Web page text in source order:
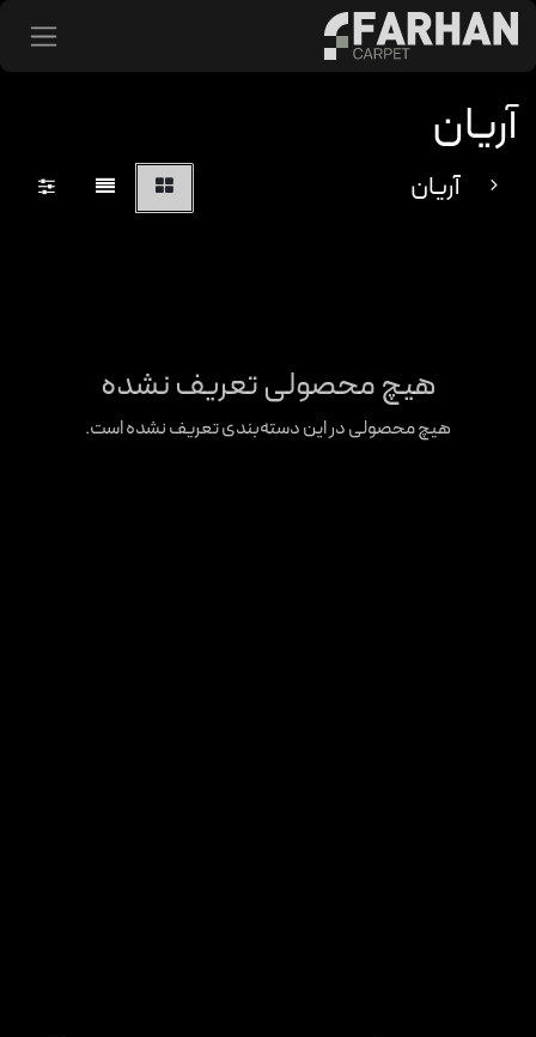
رد شدن به محتوا
آریان
آریان
هیچ محصولی تعریف نشده
هیچ محصولی در این دسته‌بندی تعریف نشده است.